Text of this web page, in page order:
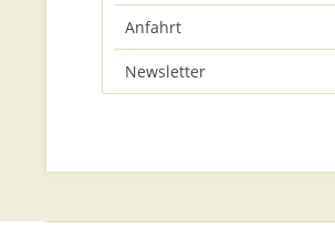
Anfahrt
Newsletter